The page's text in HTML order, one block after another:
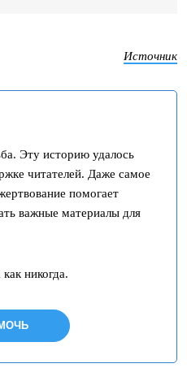
Источник
Эту историю удалось
читателей. Даже самое
помогает
важные материалы для
никогда.